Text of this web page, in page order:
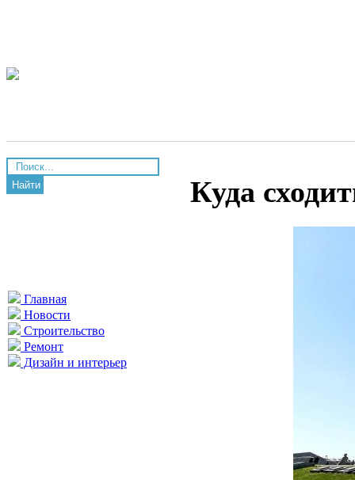
Найти
Главная
Новости
Строительство
Ремонт
Дизайн и интерьер
Куда